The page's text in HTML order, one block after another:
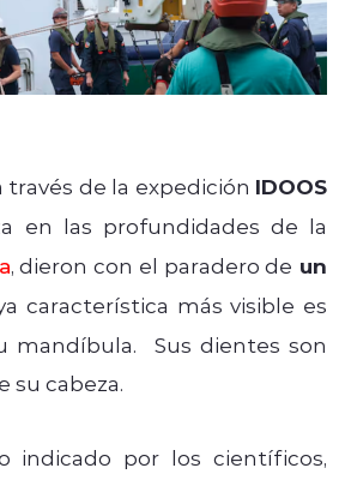
través de la expedición IDOOS
en las profundidades de la
, dieron con el paradero de un
característica más visible es
mandíbula. Sus dientes son
su cabeza.
indicado por los científicos,